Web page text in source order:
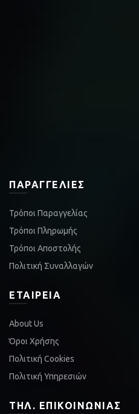
ΠΑΡΑΓΓΕΛΊΕΣ
Τρόποι Παραγγελίας
Τρόποι Πληρωμής
Τρόποι Αποστολής
Πολιτική Συναλλαγών
ΕΤΑΙΡΕΊΑ
About Us
Όροι Χρήσης
Πολιτική Cookies
Πολιτική Υπηρεσιών
ΤΗΛ. ΕΠΙΚΟΙΝΩΝΊΑΣ